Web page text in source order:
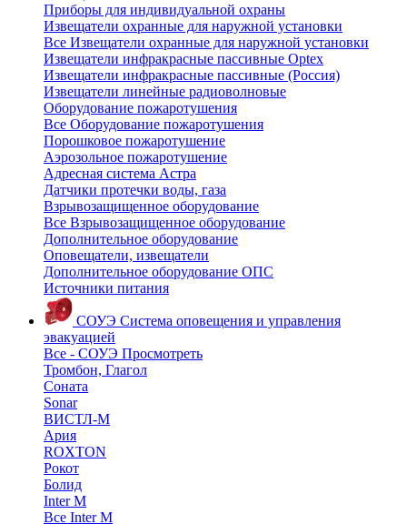
Приборы для индивидуальной охраны
Извещатели охранные для наружной установки
Все Извещатели охранные для наружной установки
Извещатели инфракрасные пассивные Optex
Извещатели инфракрасные пассивные (Россия)
Извещатели линейные радиоволновые
Оборудование пожаротушения
Все Оборудование пожаротушения
Порошковое пожаротушение
Аэрозольное пожаротушение
Адресная система Астра
Датчики протечки воды, газа
Взрывозащищенное оборудование
Все Взрывозащищенное оборудование
Дополнительное оборудование
Оповещатели, извещатели
Дополнительное оборудование ОПС
Источники питания
СОУЭ Система оповещения и управления
эвакуацией
Все - СОУЭ Просмотреть
Тромбон, Глагол
Соната
Sonar
ВИСТЛ-М
Ария
ROXTON
Рокот
Болид
Inter M
Все Inter M